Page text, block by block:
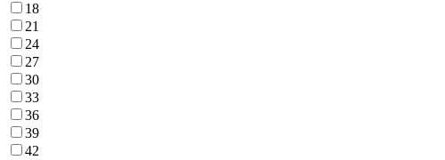
18
21
24
27
30
33
36
39
42